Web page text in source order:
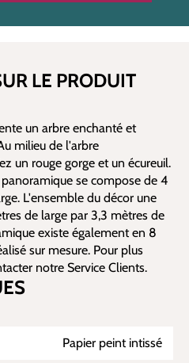
LE PRODUIT
un arbre enchanté et
milieu de l'arbre
un rouge gorge et un écureuil.
se compose de 4
L'ensemble du décor une
de large par 3,3 mètres de
existe également en 8
sur mesure. Pour plus
notre Service Clients.
Papier peint intissé